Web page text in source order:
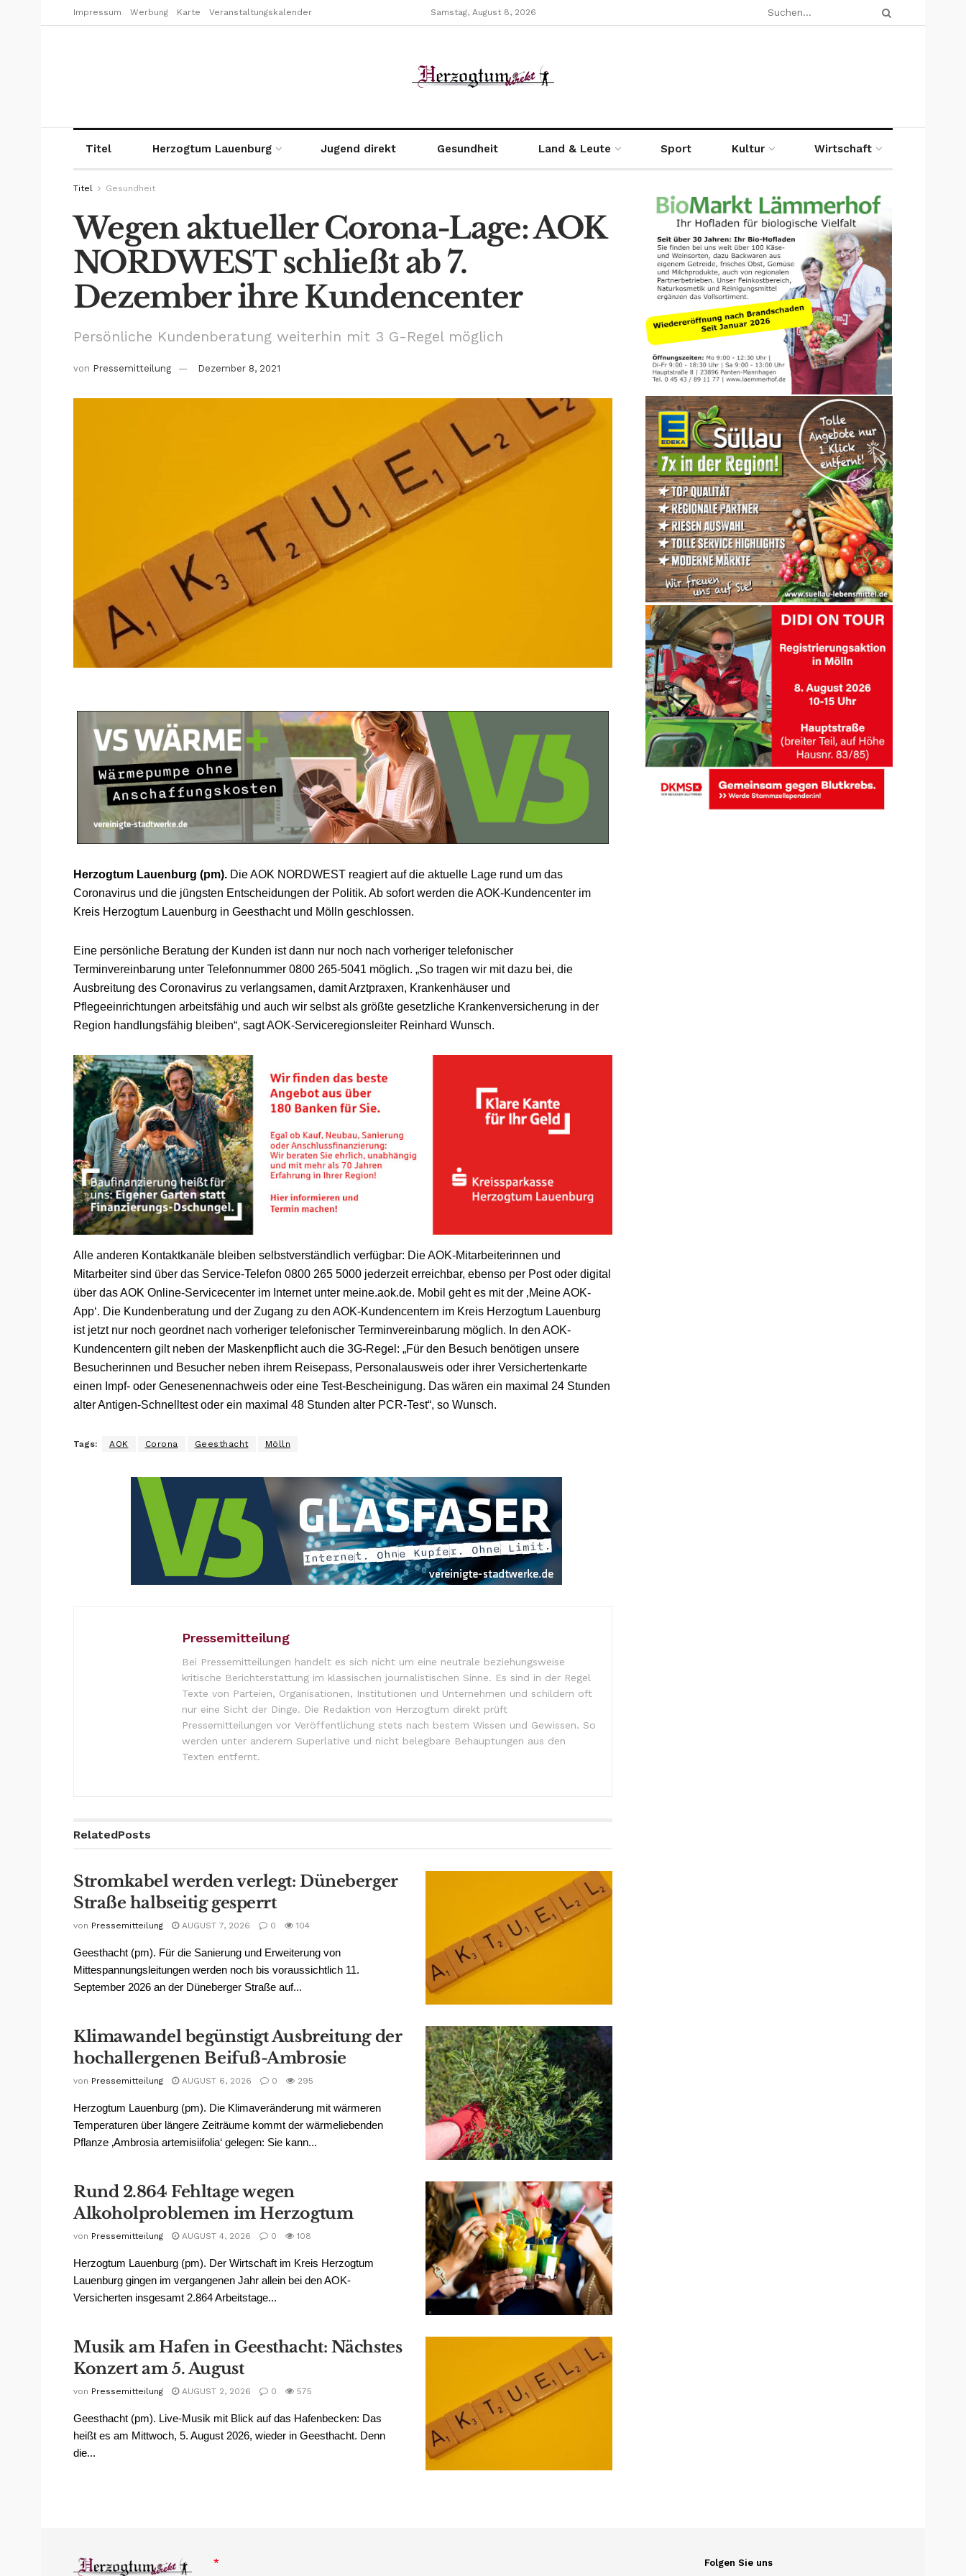
Impressum Werbung Karte Veranstaltungskalender Samstag, August 8, 2026
Titel Herzogtum Lauenburg Jugend direkt Gesundheit Land & Leute Sport Kultur Wirtschaft
Titel Gesundheit
Wegen aktueller Corona-Lage: AOK
NORDWEST schließt ab 7.
Dezember ihre Kundencenter
Persönliche Kundenberatung weiterhin mit 3 G-Regel möglich
von Pressemitteilung Dezember 8, 2021
Herzogtum Lauenburg (pm). Die AOK NORDWEST reagiert auf die aktuelle Lage rund um das
Coronavirus und die jüngsten Entscheidungen der Politik. Ab sofort werden die AOK-Kundencenter im
Kreis Herzogtum Lauenburg in Geesthacht und Mölln geschlossen.
Eine persönliche Beratung der Kunden ist dann nur noch nach vorheriger telefonischer
Terminvereinbarung unter Telefonnummer 0800 265-5041 möglich. „So tragen wir mit dazu bei, die
Ausbreitung des Coronavirus zu verlangsamen, damit Arztpraxen, Krankenhäuser und
Pflegeeinrichtungen arbeitsfähig und auch wir selbst als größte gesetzliche Krankenversicherung in der
Region handlungsfähig bleiben“, sagt AOK-Serviceregionsleiter Reinhard Wunsch.
Alle anderen Kontaktkanäle bleiben selbstverständlich verfügbar: Die AOK-Mitarbeiterinnen und
Mitarbeiter sind über das Service-Telefon 0800 265 5000 jederzeit erreichbar, ebenso per Post oder digital
über das AOK Online-Servicecenter im Internet unter meine.aok.de. Mobil geht es mit der ‚Meine AOK-
App‘. Die Kundenberatung und der Zugang zu den AOK-Kundencentern im Kreis Herzogtum Lauenburg
ist jetzt nur noch geordnet nach vorheriger telefonischer Terminvereinbarung möglich. In den AOK-
Kundencentern gilt neben der Maskenpflicht auch die 3G-Regel: „Für den Besuch benötigen unsere
Besucherinnen und Besucher neben ihrem Reisepass, Personalausweis oder ihrer Versichertenkarte
einen Impf- oder Genesenennachweis oder eine Test-Bescheinigung. Das wären ein maximal 24 Stunden
alter Antigen-Schnelltest oder ein maximal 48 Stunden alter PCR-Test“, so Wunsch.
Tags: AOK Corona Geesthacht Mölln
Pressemitteilung
Bei Pressemitteilungen handelt es sich nicht um eine neutrale beziehungsweise
kritische Berichterstattung im klassischen journalistischen Sinne. Es sind in der Regel
Texte von Parteien, Organisationen, Institutionen und Unternehmen und schildern oft
nur eine Sicht der Dinge. Die Redaktion von Herzogtum direkt prüft
Pressemitteilungen vor Veröffentlichung stets nach bestem Wissen und Gewissen. So
werden unter anderem Superlative und nicht belegbare Behauptungen aus den
Texten entfernt.
RelatedPosts
Stromkabel werden verlegt: Düneberger
Straße halbseitig gesperrt
von Pressemitteilung AUGUST 7, 2026 0 104
Geesthacht (pm). Für die Sanierung und Erweiterung von
Mittespannungsleitungen werden noch bis voraussichtlich 11.
September 2026 an der Düneberger Straße auf...
Klimawandel begünstigt Ausbreitung der
hochallergenen Beifuß-Ambrosie
von Pressemitteilung AUGUST 6, 2026 0 295
Herzogtum Lauenburg (pm). Die Klimaveränderung mit wärmeren
Temperaturen über längere Zeiträume kommt der wärmeliebenden
Pflanze ‚Ambrosia artemisiifolia‘ gelegen: Sie kann...
Rund 2.864 Fehltage wegen
Alkoholproblemen im Herzogtum
von Pressemitteilung AUGUST 4, 2026 0 108
Herzogtum Lauenburg (pm). Der Wirtschaft im Kreis Herzogtum
Lauenburg gingen im vergangenen Jahr allein bei den AOK-
Versicherten insgesamt 2.864 Arbeitstage...
Musik am Hafen in Geesthacht: Nächstes
Konzert am 5. August
von Pressemitteilung AUGUST 2, 2026 0 575
Geesthacht (pm). Live-Musik mit Blick auf das Hafenbecken: Das
heißt es am Mittwoch, 5. August 2026, wieder in Geesthacht. Denn
die...
* Folgen Sie uns